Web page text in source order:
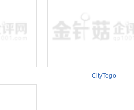
CityTogo